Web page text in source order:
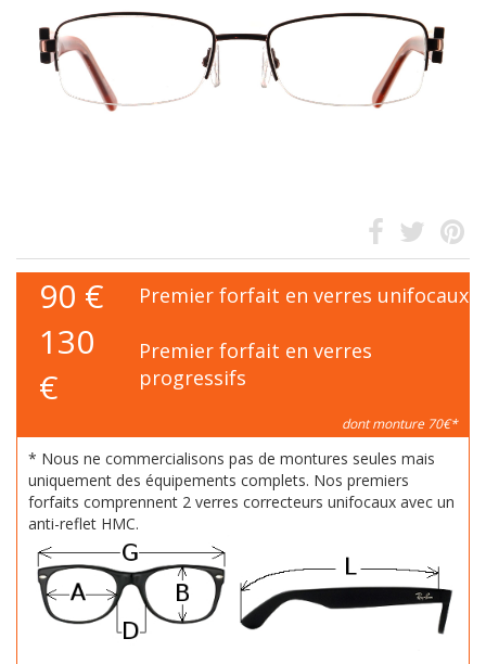
90 € Premier forfait en verres unifocaux
130
€
Premier forfait en verres
progressifs
dont monture 70€*
* Nous ne commercialisons pas de montures seules mais
uniquement des équipements complets. Nos premiers
forfaits comprennent 2 verres correcteurs unifocaux avec un
anti-reflet HMC.